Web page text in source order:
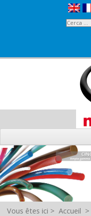
Vous êtes ici > Accueil >